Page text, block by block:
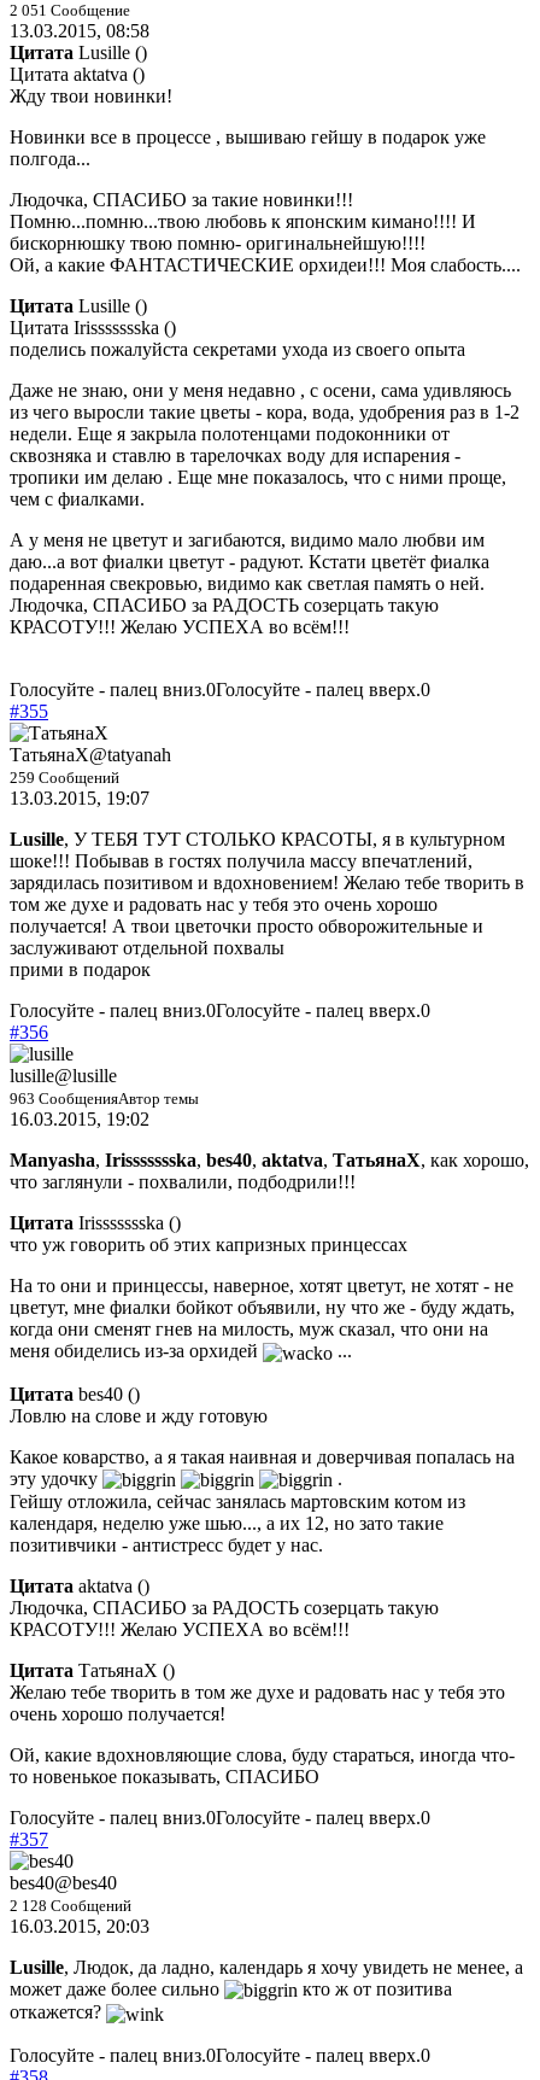
2 051 Сообщение
13.03.2015, 08:58
Цитата Lusille ()
Цитата aktatva ()
Жду твои новинки!
Новинки все в процессе , вышиваю гейшу в подарок уже
полгода...
Людочка, СПАСИБО за такие новинки!!!
Помню...помню...твою любовь к японским кимано!!!! И
бискорнюшку твою помню- оригинальнейшую!!!!
Ой, а какие ФАНТАСТИЧЕСКИЕ орхидеи!!! Моя слабость....
Цитата Lusille ()
Цитата Irissssssska ()
поделись пожалуйста секретами ухода из своего опыта
Даже не знаю, они у меня недавно , с осени, сама удивляюсь
из чего выросли такие цветы - кора, вода, удобрения раз в 1-2
недели. Еще я закрыла полотенцами подоконники от
сквозняка и ставлю в тарелочках воду для испарения -
тропики им делаю . Еще мне показалось, что с ними проще,
чем с фиалками.
А у меня не цветут и загибаются, видимо мало любви им
даю...а вот фиалки цветут - радуют. Кстати цветёт фиалка
подаренная свекровью, видимо как светлая память о ней.
Людочка, СПАСИБО за РАДОСТЬ созерцать такую
КРАСОТУ!!! Желаю УСПЕХА во всём!!!
Голосуйте - палец вниз.0Голосуйте - палец вверх.0
#355
ТатьянаХ@tatyanah
259 Сообщений
13.03.2015, 19:07
Lusille, У ТЕБЯ ТУТ СТОЛЬКО КРАСОТЫ, я в культурном
шоке!!! Побывав в гостях получила массу впечатлений,
зарядилась позитивом и вдохновением! Желаю тебе творить в
том же духе и радовать нас у тебя это очень хорошо
получается! А твои цветочки просто обворожительные и
заслуживают отдельной похвалы
прими в подарок
Голосуйте - палец вниз.0Голосуйте - палец вверх.0
#356
lusille@lusille
963 СообщенияАвтор темы
16.03.2015, 19:02
Manyasha, Irissssssska, bes40, aktatva, ТатьянаХ, как хорошо,
что заглянули - похвалили, подбодрили!!!
Цитата Irissssssska ()
что уж говорить об этих капризных принцессах
На то они и принцессы, наверное, хотят цветут, не хотят - не
цветут, мне фиалки бойкот объявили, ну что же - буду ждать,
когда они сменят гнев на милость, муж сказал, что они на
меня обиделись из-за орхидей
...
Цитата bes40 ()
Ловлю на слове и жду готовую
Какое коварство, а я такая наивная и доверчивая попалась на
эту удочку
.
Гейшу отложила, сейчас занялась мартовским котом из
календаря, неделю уже шью..., а их 12, но зато такие
позитивчики - антистресс будет у нас.
Цитата aktatva ()
Людочка, СПАСИБО за РАДОСТЬ созерцать такую
КРАСОТУ!!! Желаю УСПЕХА во всём!!!
Цитата ТатьянаХ ()
Желаю тебе творить в том же духе и радовать нас у тебя это
очень хорошо получается!
Ой, какие вдохновляющие слова, буду стараться, иногда что-
то новенькое показывать, СПАСИБО
Голосуйте - палец вниз.0Голосуйте - палец вверх.0
#357
bes40@bes40
2 128 Сообщений
16.03.2015, 20:03
Lusille, Людок, да ладно, календарь я хочу увидеть не менее, а
может даже более сильно
кто ж от позитива
откажется?
Голосуйте - палец вниз.0Голосуйте - палец вверх.0